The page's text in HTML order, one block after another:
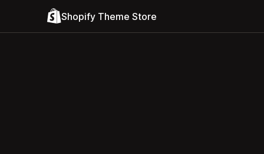
Shopify Theme Store